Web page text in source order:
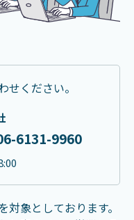
せください。
6131-9960
象としております。